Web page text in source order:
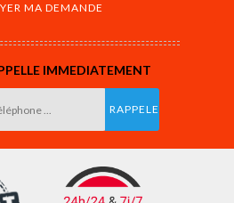
IMMEDIATEMENT